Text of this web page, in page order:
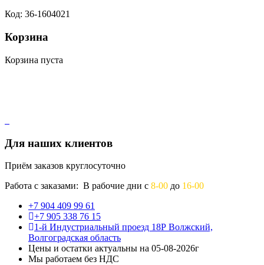
Код: 36-1604021
Корзина
Корзина пуста
Для наших клиентов
Приём заказов круглосуточно
Работа с заказами: В рабочие дни с 8-00 до 16-00
+7 904 409 99 61
+7 905 338 76 15
1-й Индустриальный проезд 18Р Волжский,
Волгоградская область
Цены и остатки актуальны на 05-08-2026г
Мы работаем без НДС